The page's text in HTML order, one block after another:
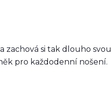
zachová si tak dlouho svou
pro každodenní nošení.